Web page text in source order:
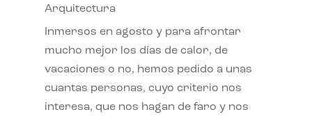
Arquitectura
Inmersos en agosto y para afrontar
mucho mejor los días de calor, de
vacaciones o no, hemos pedido a unas
cuantas personas, cuyo criterio nos
interesa, que nos hagan de faro y nos